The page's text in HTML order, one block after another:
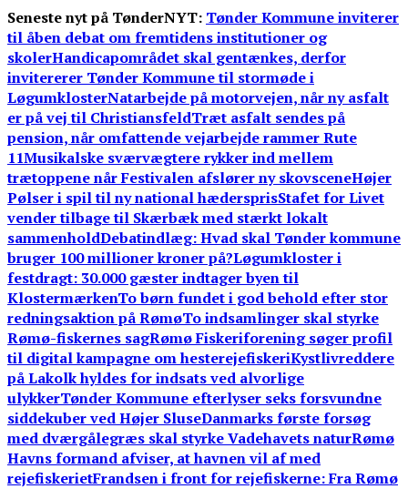
Skip
to
content
Seneste nyt på TønderNYT: Tønder Kommune inviterer
til åben debat om fremtidens institutioner og
skolerHandicapområdet skal gentænkes, derfor
invitererer Tønder Kommune til stormøde i
LøgumklosterNatarbejde på motorvejen, når ny asfalt
er på vej til ChristiansfeldTræt asfalt sendes på
pension, når omfattende vejarbejde rammer Rute
11Musikalske sværvægtere rykker ind mellem
trætoppene når Festivalen afslører ny skovsceneHøjer
Pølser i spil til ny national hædersprisStafet for Livet
vender tilbage til Skærbæk med stærkt lokalt
sammenholdDebatindlæg: Hvad skal Tønder kommune
bruger 100 millioner kroner på?Løgumkloster i
festdragt: 30.000 gæster indtager byen til
KlostermærkenTo børn fundet i god behold efter stor
redningsaktion på RømøTo indsamlinger skal styrke
Rømø-fiskernes sagRømø Fiskeriforening søger profil
til digital kampagne om hesterejefiskeriKystlivreddere
på Lakolk hyldes for indsats ved alvorlige
ulykkerTønder Kommune efterlyser seks forsvundne
siddekuber ved Højer SluseDanmarks første forsøg
med dværgålegræs skal styrke Vadehavets naturRømø
Havns formand afviser, at havnen vil af med
rejefiskerietFrandsen i front for rejefiskerne: Fra Rømø